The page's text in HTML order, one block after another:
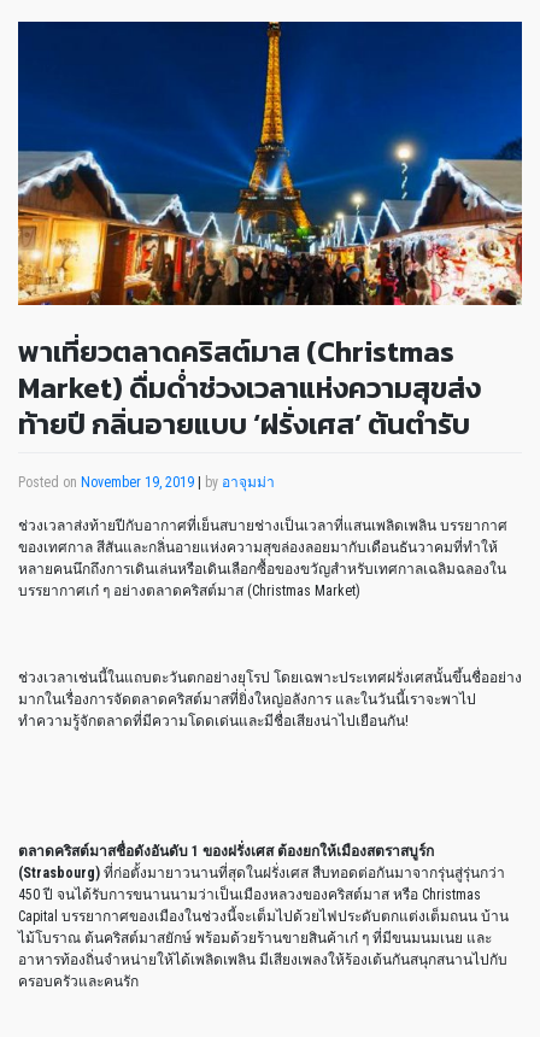
พาเที่ยวตลาดคริสต์มาส (Christmas
Market) ดื่มด่ำช่วงเวลาแห่งความสุขส่ง
ท้ายปี กลิ่นอายแบบ ‘ฝรั่งเศส’ ต้นตำรับ
Posted on November 19, 2019 | by อาจุมม่า
ช่วงเวลาส่งท้ายปีกับอากาศที่เย็นสบายช่างเป็นเวลาที่แสนเพลิดเพลิน บรรยากาศ
ของเทศกาล สีสันและกลิ่นอายแห่งความสุขล่องลอยมากับเดือนธันวาคมที่ทำให้
หลายคนนึกถึงการเดินเล่นหรือเดินเลือกซื้อของขวัญสำหรับเทศกาลเฉลิมฉลองใน
บรรยากาศเก๋ ๆ อย่างตลาดคริสต์มาส (Christmas Market)
ช่วงเวลาเช่นนี้ในแถบตะวันตกอย่างยุโรป โดยเฉพาะประเทศฝรั่งเศสนั้นขึ้นชื่ออย่าง
มากในเรื่องการจัดตลาดคริสต์มาสที่ยิ่งใหญ่อลังการ และในวันนี้เราจะพาไป
ทำความรู้จักตลาดที่มีความโดดเด่นและมีชื่อเสียงน่าไปเยือนกัน!
ตลาดคริสต์มาสชื่อดังอันดับ 1 ของฝรั่งเศส ต้องยกให้เมืองสตราสบูร์ก
(Strasbourg) ที่ก่อตั้งมายาวนานที่สุดในฝรั่งเศส สืบทอดต่อกันมาจากรุ่นสู่รุ่นกว่า
450 ปี จนได้รับการขนานนามว่าเป็นเมืองหลวงของคริสต์มาส หรือ Christmas
Capital บรรยากาศของเมืองในช่วงนี้จะเต็มไปด้วยไฟประดับตกแต่งเต็มถนน บ้าน
ไม้โบราณ ต้นคริสต์มาสยักษ์ พร้อมด้วยร้านขายสินค้าเก๋ ๆ ที่มีขนมนมเนย และ
อาหารท้องถิ่นจำหน่ายให้ได้เพลิดเพลิน มีเสียงเพลงให้ร้องเต้นกันสนุกสนานไปกับ
ครอบครัวและคนรัก